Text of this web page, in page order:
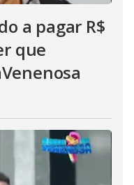
a pagar R$
que